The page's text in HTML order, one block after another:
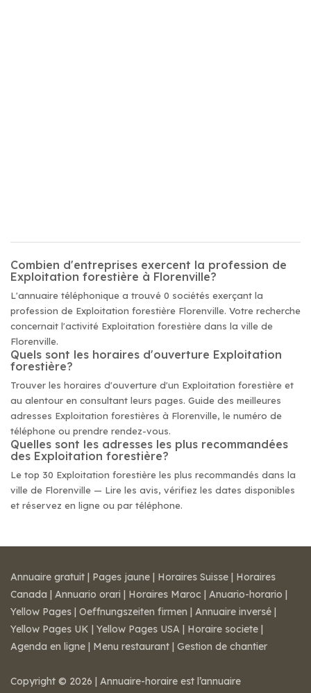
Combien d'entreprises exercent la profession de
Exploitation forestière à Florenville?
L'annuaire téléphonique a trouvé 0 sociétés exerçant la
profession de Exploitation forestière Florenville. Votre recherche
concernait l'activité Exploitation forestière dans la ville de
Florenville.
Quels sont les horaires d'ouverture Exploitation
forestière?
Trouver les horaires d'ouverture d'un Exploitation forestière et
au alentour en consultant leurs pages. Guide des meilleures
adresses Exploitation forestières à Florenville, le numéro de
téléphone ou prendre rendez-vous.
Quelles sont les adresses les plus recommandées
des Exploitation forestière?
Le top 30 Exploitation forestière les plus recommandés dans la
ville de Florenville — Lire les avis, vérifiez les dates disponibles
et réservez en ligne ou par téléphone.
Annuaire gratuit | Pages jaune | Horaires Suisse | Horaires
Canada | Annuario orari | Horaires Maroc | Anuario-horario |
Yellow Pages | Oeffnungszeiten firmen | Annuaire inversé |
Yellow Pages UK | Yellow Pages USA | Horaire societe |
Agenda en ligne | Menu restaurant | Gestion de chantier
Copyright © 2026 | Annuaire-horaire est l’annuaire